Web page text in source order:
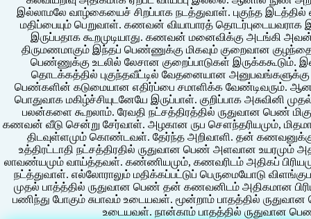
இல்லாமலே வாழ்கையைச் சிறப்பாக நடத்துவாள். புகுந்த
மதிப்பையும் பெறுவாள். கணவன் வியாபாரத் தொடர்புடையவராக
இருப்பதாக கூறமுடியாது. கணவன் மனைவிக்கு அடங்கி அவன்
திருமணமாகும் இந்தப் பெண்ணுக்கு மிகவும் குறைவான
பெண்ணுக்கு உடலில் லேசான குறைப்பாடுகள் இருக்ககூடும்.
தொடக்கத்தில் புகுந்தவீட்டில் வேதனையான
பெண்களின் கடுமையான எதிர்ப்பை சமாளிக்க வேண்டிவரும்.
பொதுவாக மகிழ்ச்சியுடனேயே இருப்பாள். குறிப்பாக அசுவினி
பலன்களை கூறலாம். ரேவதி நட்சத்திரத்தில் ருதுவான பெண்
கணவன் வீடு சென்று சேர்வாள். அழகான ருப சௌந்தரியமும்,
திடவுள்ளமும் கொண்டவள். தேர்ந்த அறிவாளி. தன்
உத்திரட்டாதி நட்சத்திரதில் ருதுவான பெண் அளவான உயரமும்
லாவண்யமும் வாய்த்தவள். கண்ணியமும், கணவரிடம் அதிகப்
நட்த்துவாள். எல்லோராலும் மதிக்கப்பட்டுப் பெருமையோடு
முதல் பாத்த்தில் ருதுவான பெண் தன் கணவனிடம் அதிகமான
பணிந்து போகும் சுபாவம் உடையவள். மூன்றாம் பாதத்தில்
உடையவள். நான்காம் பாதத்தில் ருதுவான